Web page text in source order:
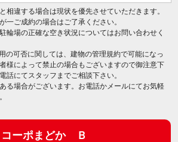
相違する場合は現状を優先させていただきます。
一ご成約の場合はご了承ください。
輪場の正確な空き状況についてはお問い合わせく
の可否に関しては、建物の管理規約で可能になっ
様によって禁止の場合もございますので御注意下
話にてスタッフまでご相談下さい。
る場合がございます。お電話かメールにてお気軽
コーポまどか Ｂ